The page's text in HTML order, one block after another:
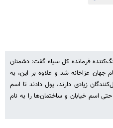
فرمانده کل سپاه گفت: دشمنان
جهان عزاخانه شد و علاوه بر این، به
زیادی دارند، پول دادند تا اسم
اسم خیابان و ساختمان‌ها را به نام